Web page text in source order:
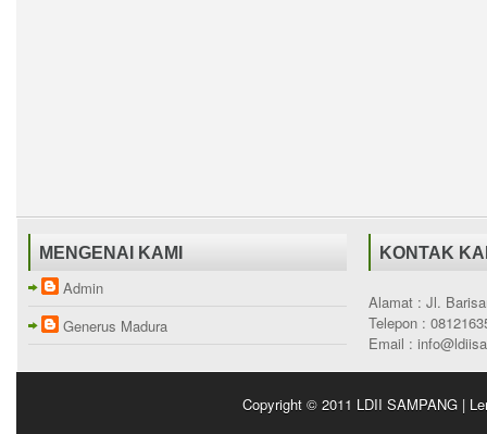
MENGENAI KAMI
Admin
Generus Madura
KONTAK
Alamat : Jl.
Telepon :
Email :
Copyright © 2011 LDII SAMPANG |